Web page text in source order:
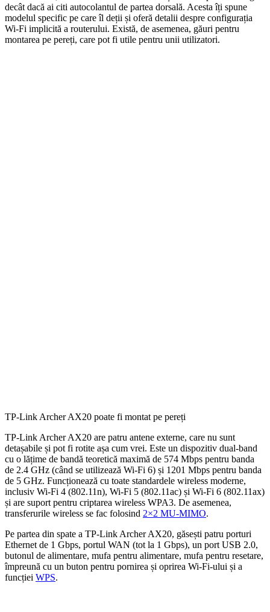
decât dacă ai citi autocolantul de partea dorsală. Acesta îți spune
modelul specific pe care îl deții și oferă detalii despre configurația
Wi-Fi implicită a routerului. Există, de asemenea, găuri pentru
montarea pe pereți, care pot fi utile pentru unii utilizatori.
TP-Link Archer AX20 poate fi montat pe pereți
TP-Link Archer AX20 are patru antene externe, care nu sunt
detașabile și pot fi rotite așa cum vrei. Este un dispozitiv dual-band
cu o lățime de bandă teoretică maximă de 574 Mbps pentru banda
de 2.4 GHz (când se utilizează Wi-Fi 6) și 1201 Mbps pentru banda
de 5 GHz. Funcționează cu toate standardele wireless moderne,
inclusiv Wi-Fi 4 (802.11n), Wi-Fi 5 (802.11ac) și Wi-Fi 6 (802.11ax)
și are suport pentru criptarea wireless WPA3. De asemenea,
transferurile wireless se fac folosind 2×2 MU-MIMO.
Pe partea din spate a TP-Link Archer AX20, găsești patru porturi
Ethernet de 1 Gbps, portul WAN (tot la 1 Gbps), un port USB 2.0,
butonul de alimentare, mufa pentru alimentare, mufa pentru resetare,
împreună cu un buton pentru pornirea și oprirea Wi-Fi-ului și a
funcției WPS.